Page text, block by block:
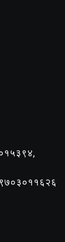
९७०३०११६२६